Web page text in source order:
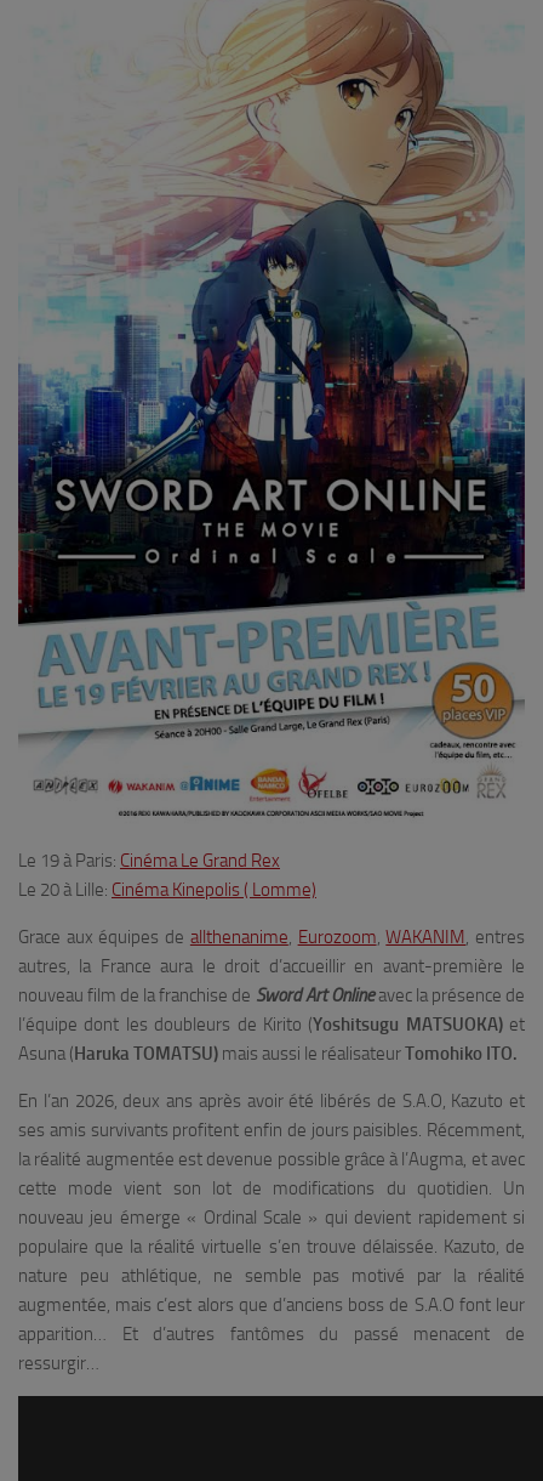
Le 19 à Paris: Cinéma Le Grand Rex
Le 20 à Lille: Cinéma Kinepolis ( Lomme)
Grace aux équipes de allthenanime, Eurozoom,WAKANIM, entres
autres, la France aura le droit d’accueillir en avant-première le
nouveau film de la franchise de Sword Art Onlineavec la présence de
l’équipe dont les doubleurs de Kirito (Yoshitsugu MATSUOKA)et
Asuna ( Haruka TOMATSU) mais aussi le réalisateurTomohiko ITO.
En l’an 2026, deux ans après avoir été libérés de S.A.O, Kazuto et
ses amis survivants profitent enfin de jours paisibles. Récemment,
la réalité augmentée est devenue possible grâce à l’Augma, et avec
cette mode vient son lot de modifications du quotidien. Un
nouveau jeu émerge « Ordinal Scale » qui devient rapidement si
populaire que la réalité virtuelle s’en trouve délaissée. Kazuto, de
nature peu athlétique, ne semble pas motivé par la réalité
augmentée, mais c’est alors que d’anciens boss de S.A.O font leur
apparition… Et d’autres fantômes du passé menacent de
ressurgir…